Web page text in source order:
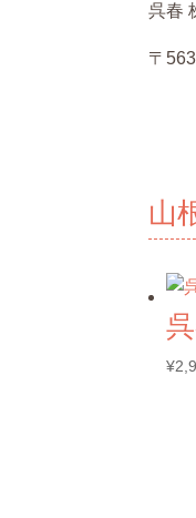
呉春
〒
山
¥